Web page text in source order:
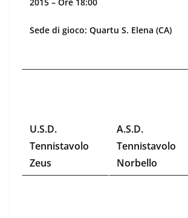
2015 – Ore 18:00
Sede di gioco: Quartu S. Elena (CA)
U.S.D.
Tennistavolo
Zeus
A.S.D.
Tennistavolo
Norbello